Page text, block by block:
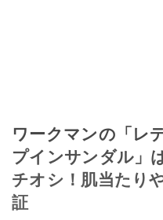
ワークマンの「レ
プインサンダル」
チオシ！肌当たり
証